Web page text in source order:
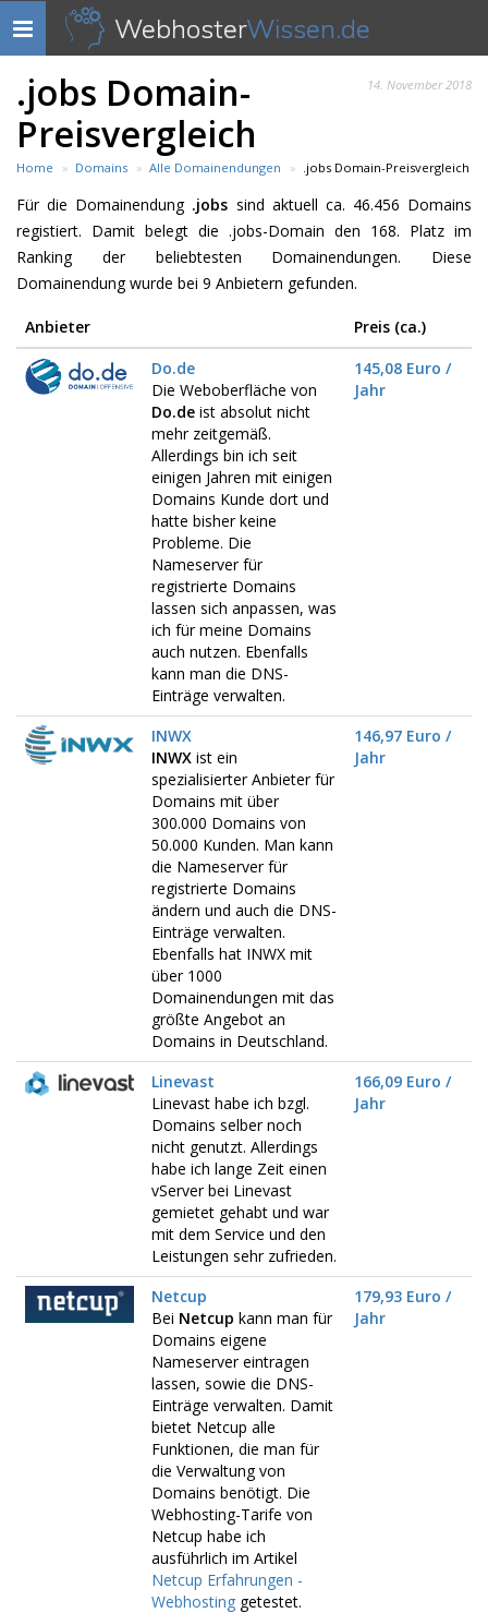
Navigation
anzeigen
WebhosterWissen.de
14. November 2018
.jobs Domain-
Preisvergleich
Home Domains Alle Domainendungen .jobs Domain-Preisvergleich
Für die Domainendung .jobs sind aktuell ca. 46.456 Domains
registiert. Damit belegt die .jobs-Domain den 168. Platz im
Ranking der beliebtesten Domainendungen. Diese
Domainendung wurde bei 9 Anbietern gefunden.
Anbieter
Preis (ca.)
Do.de
Die Weboberfläche von
Do.de ist absolut nicht
mehr zeitgemäß.
Allerdings bin ich seit
einigen Jahren mit einigen
Domains Kunde dort und
hatte bisher keine
Probleme. Die
Nameserver für
registrierte Domains
lassen sich anpassen, was
ich für meine Domains
auch nutzen. Ebenfalls
kann man die DNS-
Einträge verwalten.
145,08 Euro /
Jahr
INWX
INWX ist ein
spezialisierter Anbieter für
Domains mit über
300.000 Domains von
50.000 Kunden. Man kann
die Nameserver für
registrierte Domains
ändern und auch die DNS-
Einträge verwalten.
Ebenfalls hat INWX mit
über 1000
Domainendungen mit das
größte Angebot an
Domains in Deutschland.
146,97 Euro /
Jahr
Linevast
Linevast habe ich bzgl.
Domains selber noch
nicht genutzt. Allerdings
habe ich lange Zeit einen
vServer bei Linevast
gemietet gehabt und war
mit dem Service und den
Leistungen sehr zufrieden.
166,09 Euro /
Jahr
Netcup
Bei Netcup kann man für
Domains eigene
Nameserver eintragen
lassen, sowie die DNS-
Einträge verwalten. Damit
bietet Netcup alle
Funktionen, die man für
die Verwaltung von
Domains benötigt. Die
Webhosting-Tarife von
Netcup habe ich
ausführlich im Artikel
Netcup Erfahrungen -
Webhosting getestet.
179,93 Euro /
Jahr